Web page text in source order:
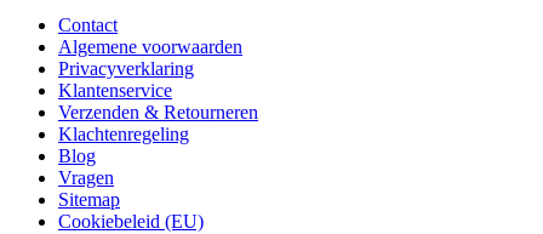
Contact
Algemene voorwaarden
Privacyverklaring
Klantenservice
Verzenden & Retourneren
Klachtenregeling
Blog
Vragen
Sitemap
Cookiebeleid (EU)